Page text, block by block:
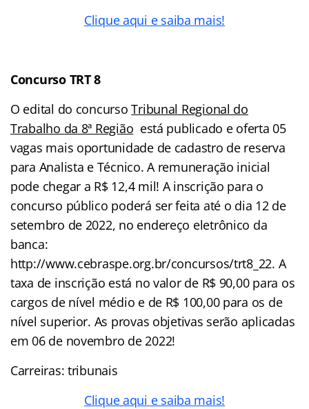
Clique aqui e saiba mais!
Concurso TRT 8
O edital do concursoTribunal Regional do
Trabalho da 8ª Região está publicado e oferta 05
vagas mais oportunidade de cadastro de reserva
para Analista e Técnico. A remuneração inicial
pode chegar a R$ 12,4 mil! A inscrição para o
concurso público poderá ser feita até o dia 12 de
setembro de 2022, no endereço eletrônico da
banca:
http://www.cebraspe.org.br/concursos/trt8_22. A
taxa de inscrição está no valor de R$ 90,00 para os
cargos de nível médio e de R$ 100,00 para os de
nível superior. As provas objetivas serão aplicadas
em 06 de novembro de 2022!
Carreiras: tribunais
Clique aqui e saiba mais!